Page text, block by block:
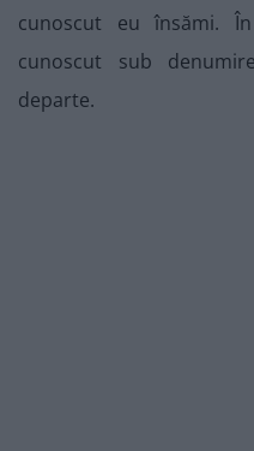
cunoscut eu însămi.
cunoscut sub
departe.